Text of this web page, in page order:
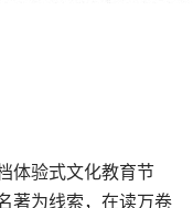
验式文化教育节
著为线索，在读万卷